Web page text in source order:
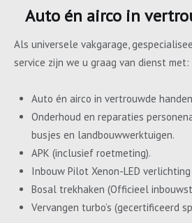
Auto én airco in
Als universele vakgarage,
service zijn we u graag van dienst met:
Auto én airco in vertrouwde handen
Onderhoud en reparaties
busjes en landbouwwerktuigen.
APK (inclusief roetmeting).
Inbouw Pilot Xenon-LED
Bosal trekhaken (Officieel
Vervangen turbo’s (gecertificeerd